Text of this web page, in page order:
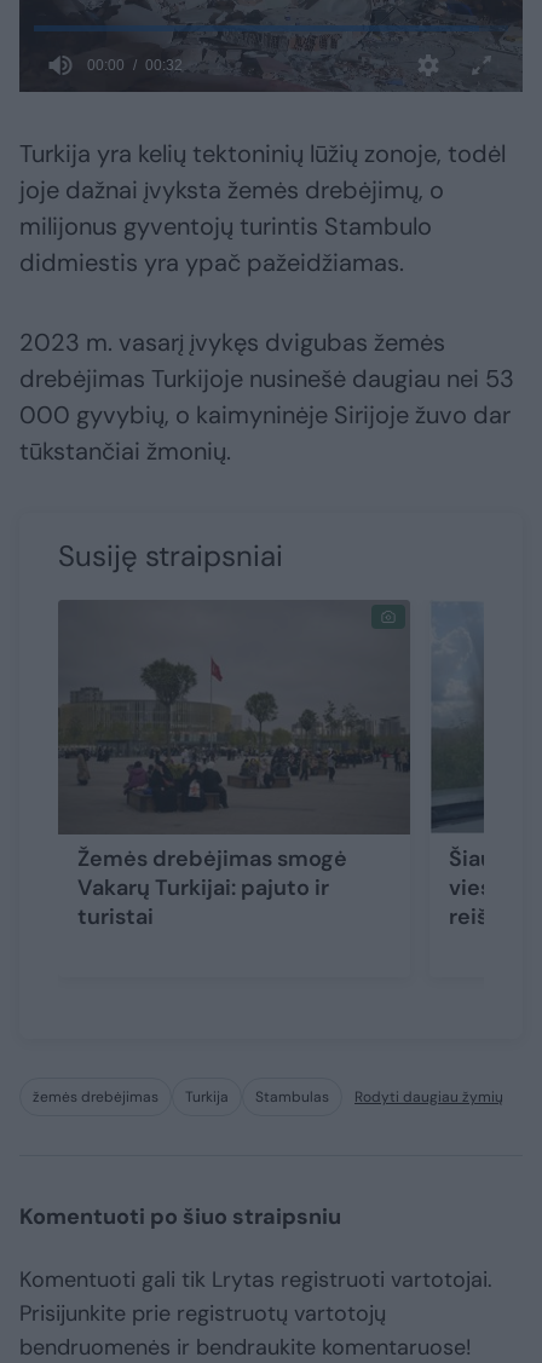
Turkija yra kelių tektoninių lūžių zonoje, todėl
joje dažnai įvyksta žemės drebėjimų, o
milijonus gyventojų turintis Stambulo
didmiestis yra ypač pažeidžiamas.
2023 m. vasarį įvykęs dvigubas žemės
drebėjimas Turkijoje nusinešė daugiau nei 53
000 gyvybių, o kaimyninėje Sirijoje žuvo dar
tūkstančiai žmonių.
Susiję straipsniai
Žemės drebėjimas smogė
Vakarų Turkijai: pajuto ir
turistai
Šiaurės
reiškinį
žemės drebėjimas Turkija Stambulas Rodyti daugiau žymių
Komentuoti po šiuo straipsniu
Komentuoti gali tik Lrytas registruoti vartotojai.
Prisijunkite prie registruotų vartotojų
bendruomenės ir bendraukite komentaruose!